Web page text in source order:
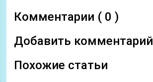
Комментарии ( 0 )
Добавить комментарий
Похожие статьи